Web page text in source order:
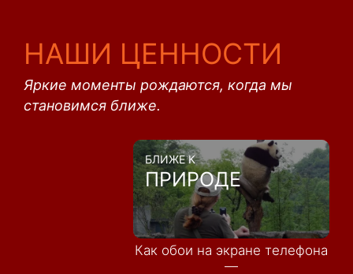
НАШИ ЦЕННОСТИ
Яркие моменты рождаются, когда мы
становимся ближе.
БЛИЖЕ К
ПРИРОДЕ
Как обои на экране телефона
—